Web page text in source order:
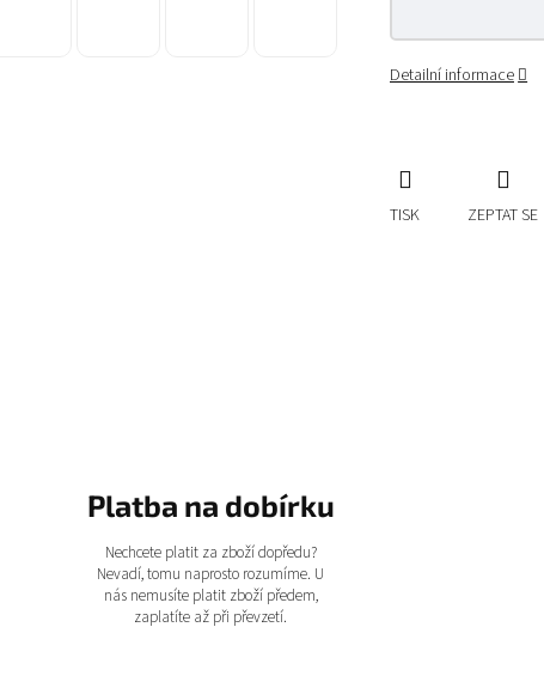
Detailní informace
TISK ZEPTAT SE
Platba na dobírku
Nechcete platit za zboží dopředu?
Nevadí, tomu naprosto rozumíme. U
nás nemusíte platit zboží předem,
zaplatíte až při převzetí.